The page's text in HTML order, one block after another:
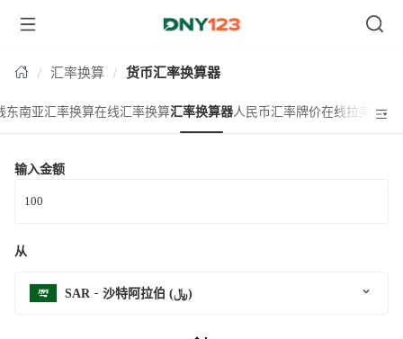
台湾
汇率换算 货币汇率换算器
东南亚汇率换算在线汇率换算汇率换算器人民币汇率牌价在线拉美汇率
输入金额
从
SAR 沙特阿拉伯 (﷼)